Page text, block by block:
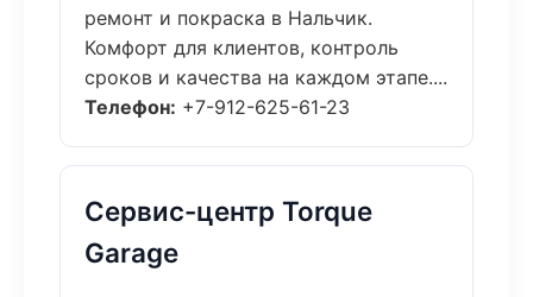
ремонт и покраска в Нальчик.
Комфорт для клиентов, контроль
сроков и качества на каждом этапе....
Телефон: +7-912-625-61-23
Сервис-центр Torque
Garage